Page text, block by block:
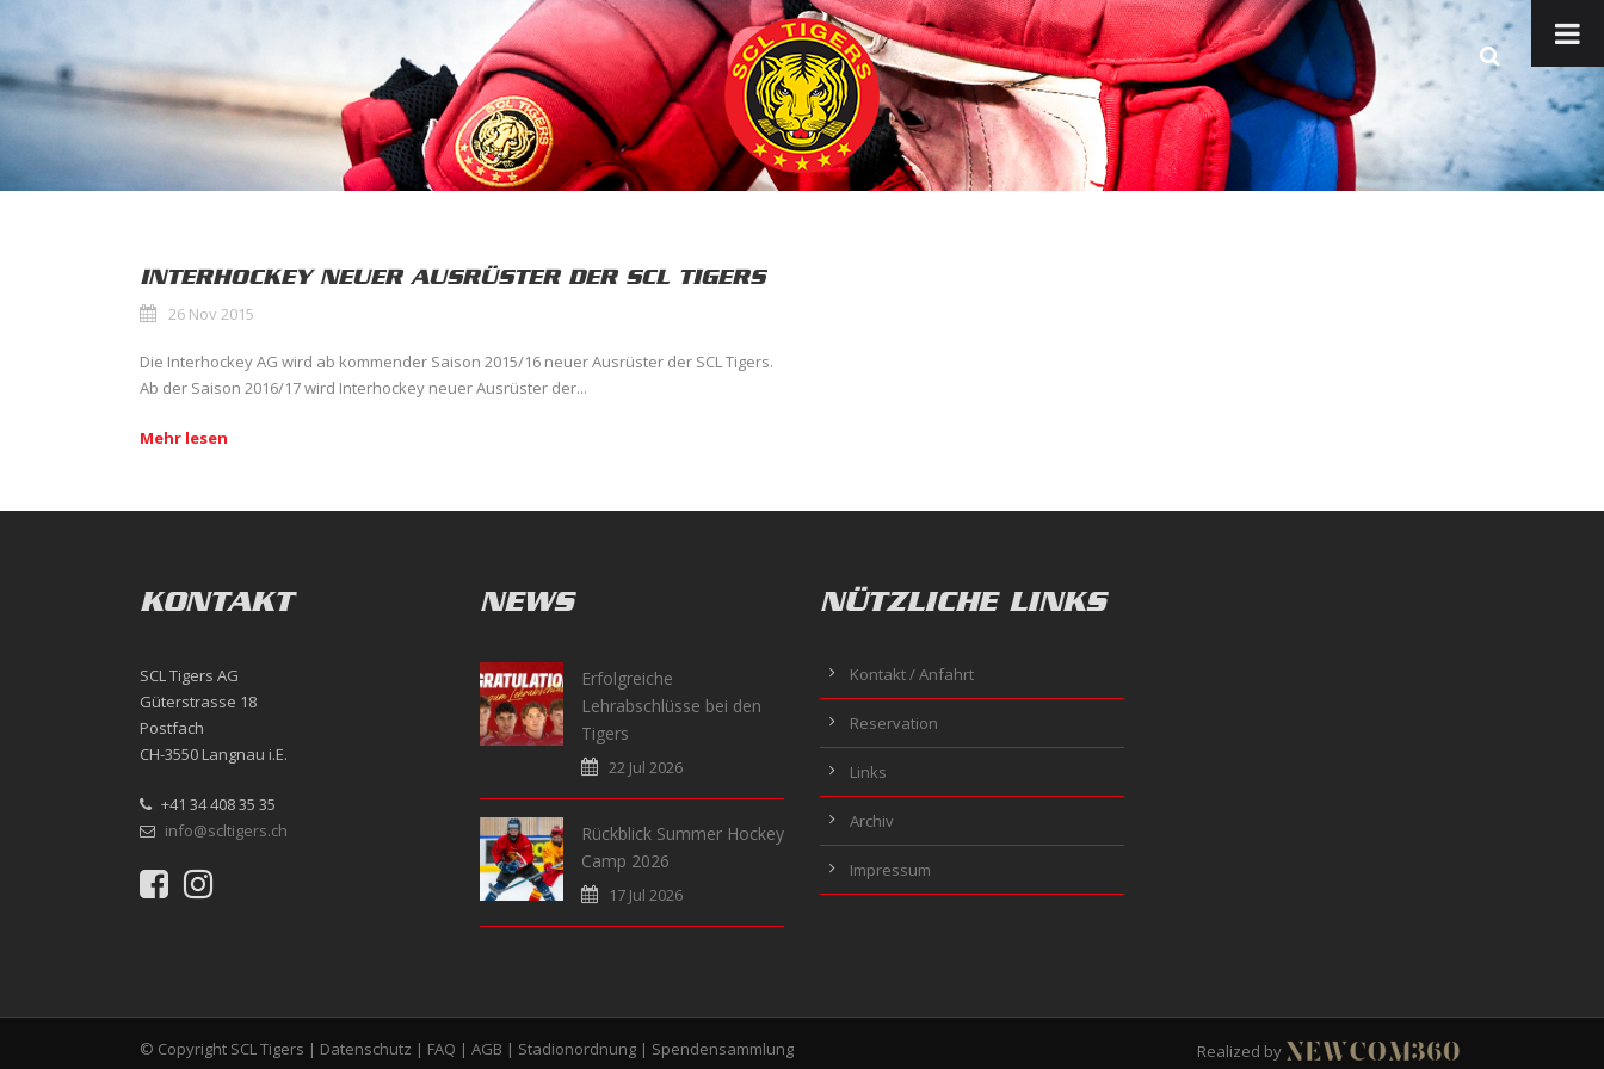
INTERHOCKEY NEUER AUSRÜSTER DER SCL TIGERS
26 Nov 2015
Die Interhockey AG wird ab kommender Saison 2015/16 neuer Ausrüster der SCL Tigers.
Ab der Saison 2016/17 wird Interhockey neuer Ausrüster der...
Mehr lesen
KONTAKT
SCL Tigers AG
Güterstrasse 18
Postfach
CH-3550 Langnau i.E.
+41 34 408 35 35
info@scltigers.ch
NEWS
Erfolgreiche
Lehrabschlüsse bei den
Tigers
22 Jul 2026
Rückblick Summer Hockey
Camp 2026
17 Jul 2026
NÜTZLICHE LINKS
Kontakt / Anfahrt
Reservation
Links
Archiv
Impressum
© Copyright SCL Tigers | Datenschutz | FAQ | AGB | Stadionordnung | Spendensammlung Realized by